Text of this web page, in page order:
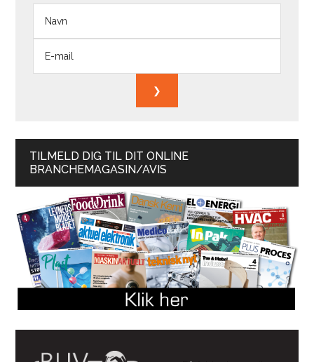
TILMELD DIG TIL DIT ONLINE
BRANCHEMAGASIN/AVIS